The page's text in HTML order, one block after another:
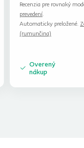
Recenzia pre rovnaký
prevedení.
Automaticky preložené.
(rumunčina)
Overený
nákup